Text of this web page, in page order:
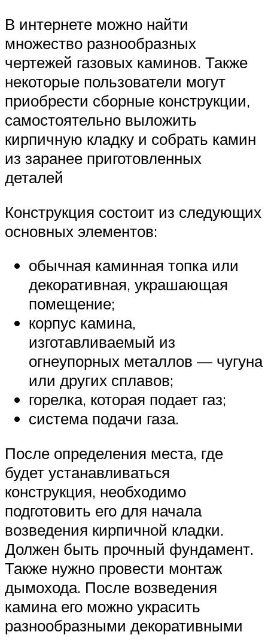
В интернете можно найти
множество разнообразных
чертежей газовых каминов. Также
некоторые пользователи могут
приобрести сборные конструкции,
самостоятельно выложить
кирпичную кладку и собрать камин
из заранее приготовленных
деталей
Конструкция состоит из следующих
основных элементов:
обычная каминная топка или
декоративная, украшающая
помещение;
корпус камина,
изготавливаемый из
огнеупорных металлов — чугуна
или других сплавов;
горелка, которая подает газ;
система подачи газа.
После определения места, где
будет устанавливаться
конструкция, необходимо
подготовить его для начала
возведения кирпичной кладки.
Должен быть прочный фундамент.
Также нужно провести монтаж
дымохода. После возведения
камина его можно украсить
разнообразными декоративными